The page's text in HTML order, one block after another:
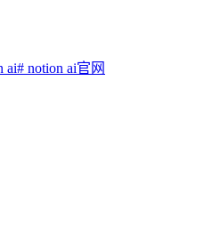
ai# notion ai官网